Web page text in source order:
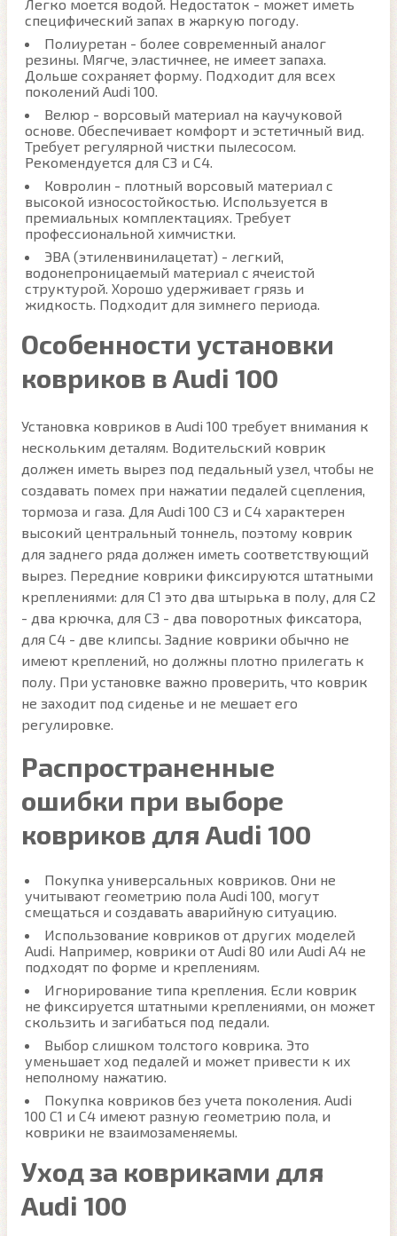
Легко моется водой. Недостаток - может иметь
специфический запах в жаркую погоду.
Полиуретан - более современный аналог
резины. Мягче, эластичнее, не имеет запаха.
Дольше сохраняет форму. Подходит для всех
поколений Audi 100.
Велюр - ворсовый материал на каучуковой
основе. Обеспечивает комфорт и эстетичный вид.
Требует регулярной чистки пылесосом.
Рекомендуется для C3 и C4.
Ковролин - плотный ворсовый материал с
высокой износостойкостью. Используется в
премиальных комплектациях. Требует
профессиональной химчистки.
ЭВА (этиленвинилацетат) - легкий,
водонепроницаемый материал с ячеистой
структурой. Хорошо удерживает грязь и
жидкость. Подходит для зимнего периода.
Особенности установки
ковриков в Audi 100
Установка ковриков в Audi 100 требует внимания к
нескольким деталям. Водительский коврик
должен иметь вырез под педальный узел, чтобы не
создавать помех при нажатии педалей сцепления,
тормоза и газа. Для Audi 100 C3 и C4 характерен
высокий центральный тоннель, поэтому коврик
для заднего ряда должен иметь соответствующий
вырез. Передние коврики фиксируются штатными
креплениями: для C1 это два штырька в полу, для C2
- два крючка, для C3 - два поворотных фиксатора,
для C4 - две клипсы. Задние коврики обычно не
имеют креплений, но должны плотно прилегать к
полу. При установке важно проверить, что коврик
не заходит под сиденье и не мешает его
регулировке.
Распространенные
ошибки при выборе
ковриков для Audi 100
Покупка универсальных ковриков. Они не
учитывают геометрию пола Audi 100, могут
смещаться и создавать аварийную ситуацию.
Использование ковриков от других моделей
Audi. Например, коврики от Audi 80 или Audi A4 не
подходят по форме и креплениям.
Игнорирование типа крепления. Если коврик
не фиксируется штатными креплениями, он может
скользить и загибаться под педали.
Выбор слишком толстого коврика. Это
уменьшает ход педалей и может привести к их
неполному нажатию.
Покупка ковриков без учета поколения. Audi
100 C1 и C4 имеют разную геометрию пола, и
коврики не взаимозаменяемы.
Уход за ковриками для
Audi 100